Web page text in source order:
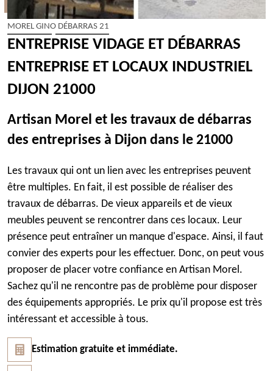
MOREL GINO DÉBARRAS 21
ENTREPRISE VIDAGE ET DÉBARRAS
ENTREPRISE ET LOCAUX INDUSTRIEL
DIJON 21000
Artisan Morel et les travaux de débarras
des entreprises à Dijon dans le 21000
Les travaux qui ont un lien avec les entreprises peuvent
être multiples. En fait, il est possible de réaliser des
travaux de débarras. De vieux appareils et de vieux
meubles peuvent se rencontrer dans ces locaux. Leur
présence peut entraîner un manque d'espace. Ainsi, il faut
convier des experts pour les effectuer. Donc, on peut vous
proposer de placer votre confiance en Artisan Morel.
Sachez qu'il ne rencontre pas de problème pour disposer
des équipements appropriés. Le prix qu'il propose est très
intéressant et accessible à tous.
Estimation gratuite et immédiate.